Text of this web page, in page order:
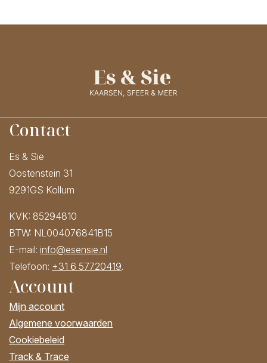
Contact
Es & Sie
Oostenstein 31
9291GS Kollum
KVK: 85294810
BTW: NL004076841B15
E-mail: info@esensie.nl
Telefoon: +31 6 57720419.
Account
Mijn account
Algemene voorwaarden
Cookiebeleid
Track & Trace